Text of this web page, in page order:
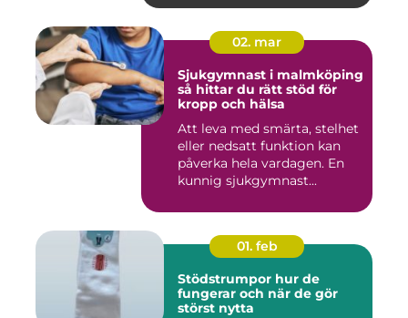
02. mar
Sjukgymnast i malmköping
så hittar du rätt stöd för
kropp och hälsa
Att leva med smärta, stelhet
eller nedsatt funktion kan
påverka hela vardagen. En
kunnig sjukgymnast...
01. feb
Stödstrumpor hur de
fungerar och när de gör
störst nytta